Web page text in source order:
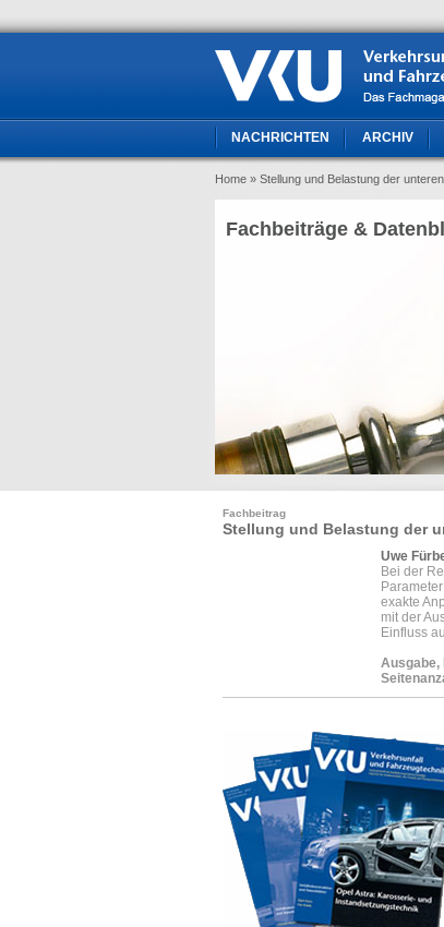
NACHRICHTEN ARCHIV
Home » Stellung und Belastung der
Fachbeiträge &
Fachbeitrag
Stellung und Belastung der
Uwe
Bei der
exakte
mit der
Einfluss
Ausgabe,